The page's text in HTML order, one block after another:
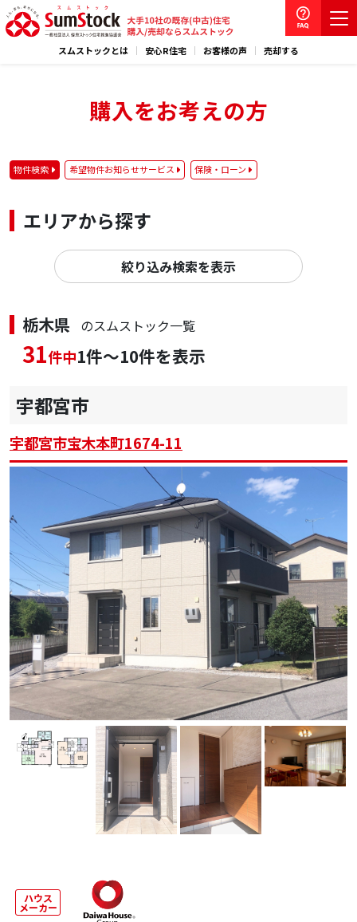
スムストックとは 安心R住宅 お客様の声 売却する
購入をお考えの方
物件検索 希望物件お知らせサービス 保険・ローン
エリアから探す
絞り込み検索を表示
栃木県 のスムストック一覧
31件中1件～10件を表示
宇都宮市
宇都宮市宝木本町1674-11
ハウス
メーカー